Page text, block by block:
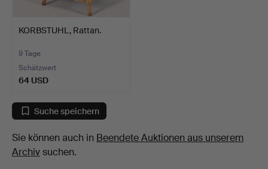
KORBSTUHL, Rattan.
9 Tage
Schätzwert
64 USD
Suche speichern
Sie können auch in Beendete Auktionen aus unserem
Archivsuchen.